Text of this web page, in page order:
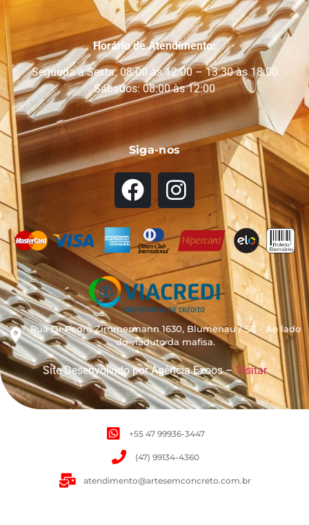
Horário de Atendimento:
Segunda a Sexta: 08:00 às 12:00 – 13:30 às 18:00
Sábados: 08:00 às 12:00
Siga-nos
Rua Dr Pedro Zimmermann 1630, Blumenau / SC - Ao lado
do viaduto da mafisa.
Site Desenvolvido por Agência Exoos –Visitar
+55 47 99936-3447
(47) 99134-4360
atendimento@artesemconcreto.com.br